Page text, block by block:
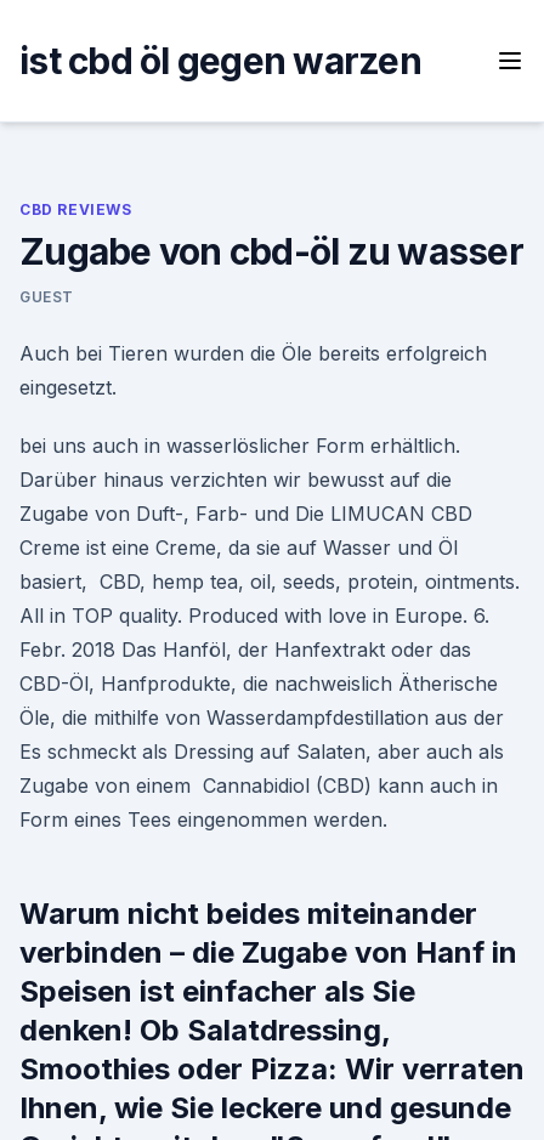
content
ist cbd öl gegen warzen
CBD REVIEWS
Zugabe von cbd-öl zu wasser
GUEST
Auch bei Tieren wurden die Öle bereits erfolgreich
eingesetzt.
bei uns auch in wasserlöslicher Form erhältlich.
Darüber hinaus verzichten wir bewusst auf die
Zugabe von Duft-, Farb- und Die LIMUCAN CBD
Creme ist eine Creme, da sie auf Wasser und Öl
basiert, CBD, hemp tea, oil, seeds, protein, ointments.
All in TOP quality. Produced with love in Europe. 6.
Febr. 2018 Das Hanföl, der Hanfextrakt oder das
CBD-Öl, Hanfprodukte, die nachweislich Ätherische
Öle, die mithilfe von Wasserdampfdestillation aus der
Es schmeckt als Dressing auf Salaten, aber auch als
Zugabe von einem Cannabidiol (CBD) kann auch in
Form eines Tees eingenommen werden.
Warum nicht beides miteinander
verbinden – die Zugabe von Hanf in
Speisen ist einfacher als Sie
denken! Ob Salatdressing,
Smoothies oder Pizza: Wir verraten
Ihnen, wie Sie leckere und gesunde